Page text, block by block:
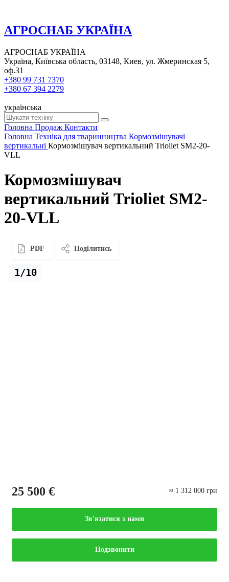
АГРОСНАБ УКРАЇНА
АГРОСНАБ УКРАЇНА
Україна, Київська область, 03148, Киев, ул. Жмеринская 5,
оф.31
+380 99 731 7370
+380 67 394 2279
українська
Головна Продаж Контакти
Головна Техніка для тваринництва Кормозмішувачі
вертикальні Кормозмішувач вертикальний Trioliet SM2-20-
VLL
Кормозмішувач
вертикальний Trioliet SM2-
20-VLL
PDF Поділитись
1/10
25 500 € ≈ 1 312 000 грн
Зв'язатися з нами
Подзвонити